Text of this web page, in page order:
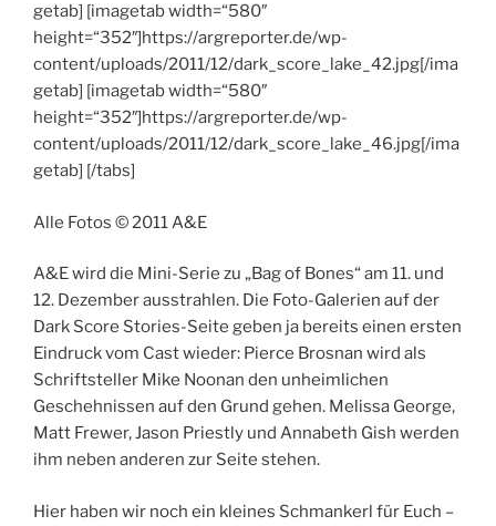
getab] [imagetab width=“580″
height=“352″]https://argreporter.de/wp-
content/uploads/2011/12/dark_score_lake_42.jpg[/ima
getab] [imagetab width=“580″
height=“352″]https://argreporter.de/wp-
content/uploads/2011/12/dark_score_lake_46.jpg[/ima
getab] [/tabs]
Alle Fotos © 2011 A&E
A&E wird die Mini-Serie zu „Bag of Bones“ am 11. und
12. Dezember ausstrahlen. Die Foto-Galerien auf der
Dark Score Stories-Seite geben ja bereits einen ersten
Eindruck vom Cast wieder: Pierce Brosnan wird als
Schriftsteller Mike Noonan den unheimlichen
Geschehnissen auf den Grund gehen. Melissa George,
Matt Frewer, Jason Priestly und Annabeth Gish werden
ihm neben anderen zur Seite stehen.
Hier haben wir noch ein kleines Schmankerl für Euch –